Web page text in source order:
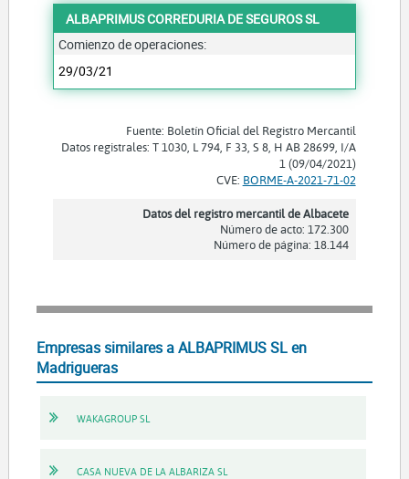
ALBAPRIMUS CORREDURIA DE SEGUROS SL
Comienzo de operaciones:
29/03/21
Fuente: Boletín Oficial del Registro Mercantil
Datos registrales: T 1030, L 794, F 33, S 8, H AB 28699, I/A
1 (09/04/2021)
CVE: BORME-A-2021-71-02
Datos del registro mercantil de Albacete
Número de acto: 172.300
Número de página: 18.144
Empresas similares a ALBAPRIMUS SL en
Madrigueras
WAKAGROUP SL
CASA NUEVA DE LA ALBARIZA SL